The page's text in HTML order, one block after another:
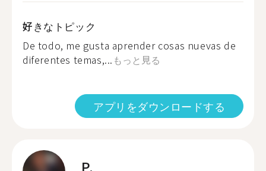
好きなトピック
De todo, me gusta aprender cosas nuevas de
diferentes temas,... もっと見る
アプリをダウンロードする
P.